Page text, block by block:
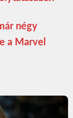
négy
a Marvel